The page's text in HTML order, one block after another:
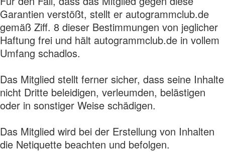
Garantien verstößt, stellt er autogrammclub.de
gemäß Ziff. 8 dieser Bestimmungen von jeglicher
Haftung frei und hält autogrammclub.de in vollem
Umfang schadlos.
Das Mitglied stellt ferner sicher, dass seine Inhalte
nicht Dritte beleidigen, verleumden, belästigen
oder in sonstiger Weise schädigen.
Das Mitglied wird bei der Erstellung von Inhalten
die Netiquette beachten und befolgen.